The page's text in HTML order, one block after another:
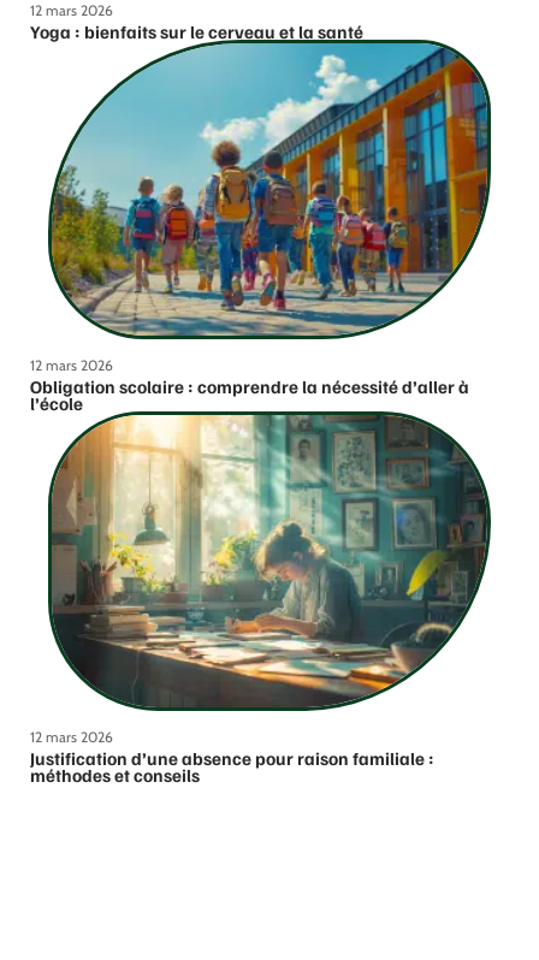
12 mars 2026
Yoga : bienfaits sur le cerveau et la santé
12 mars 2026
Obligation scolaire : comprendre la nécessité d’aller à
l’école
12 mars 2026
Justification d’une absence pour raison familiale :
méthodes et conseils